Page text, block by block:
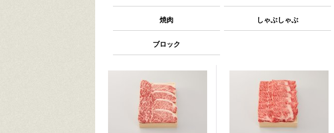
焼肉 しゃぶしゃぶ
ブロック